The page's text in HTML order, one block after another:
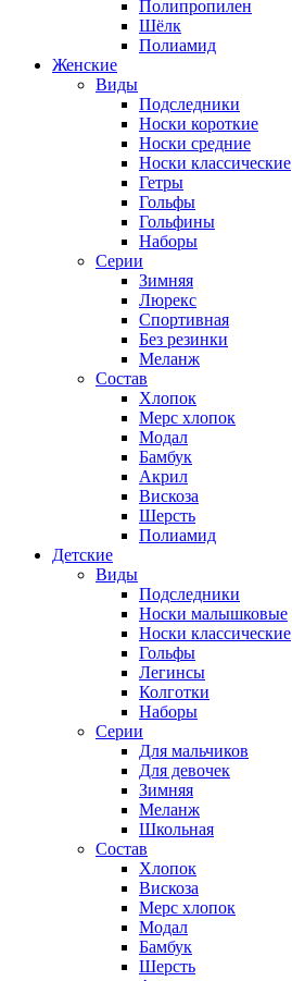
Полипропилен
Шёлк
Полиамид
Женские
Виды
Подследники
Носки короткие
Носки средние
Носки классические
Гетры
Гольфы
Гольфины
Наборы
Серии
Зимняя
Люрекс
Спортивная
Без резинки
Меланж
Состав
Хлопок
Мерс хлопок
Модал
Бамбук
Акрил
Вискоза
Шерсть
Полиамид
Детские
Виды
Подследники
Носки малышковые
Носки классические
Гольфы
Легинсы
Колготки
Наборы
Серии
Для мальчиков
Для девочек
Зимняя
Меланж
Школьная
Состав
Хлопок
Вискоза
Мерс хлопок
Модал
Бамбук
Шерсть